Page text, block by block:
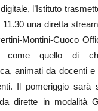
l’Istituto
una diretta
Montini-Cuoco
come quello di
animati da docenti
Il pomeriggio sarà
dirette in modalità